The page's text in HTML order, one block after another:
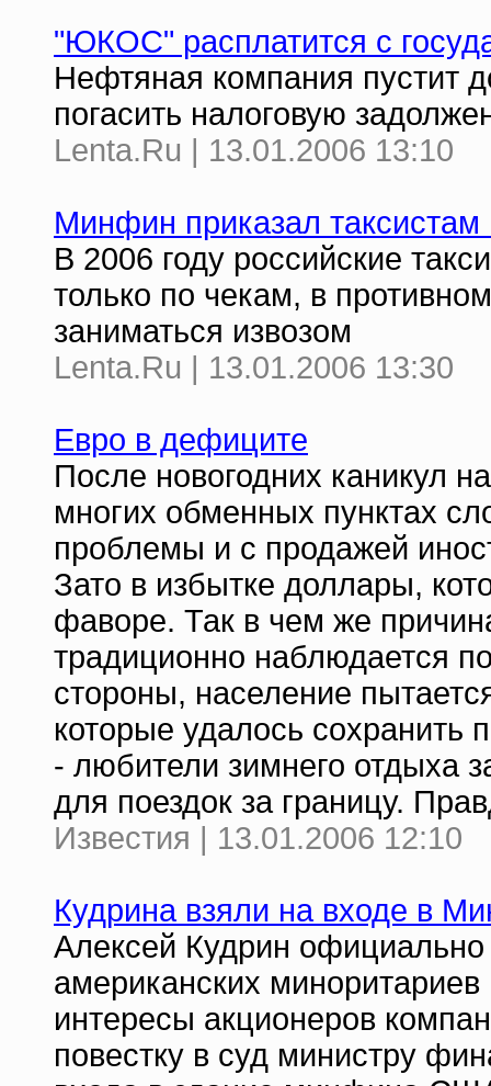
"ЮКОС" расплатится с
Нефтяная компания пустит
погасить налоговую
Lenta.Ru | 13.01.2006 13:10
Минфин приказал таксистам
В 2006 году российские
только по чекам, в
заниматься извозом
Lenta.Ru | 13.01.2006 13:30
Евро в дефиците
После новогодних каникул
многих обменных пунктах
проблемы и с продажей
Зато в избытке доллары,
фаворе. Так в чем же
традиционно наблюдается
стороны, население
которые удалось сохранить
- любители зимнего отдыха
для поездок за границу.
Известия | 13.01.2006 12:10
Кудрина взяли на входе в
Алексей Кудрин официально
американских
интересы акционеров
повестку в суд министру